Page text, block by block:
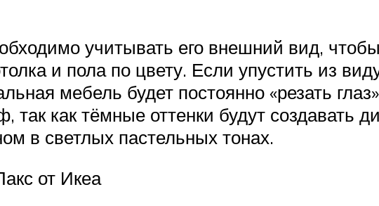
учитывать его внешний вид,
и пола по цвету. Если упустить из
мебель будет постоянно «резать
так как тёмные оттенки будут
в светлых пастельных тонах.
от Икеа